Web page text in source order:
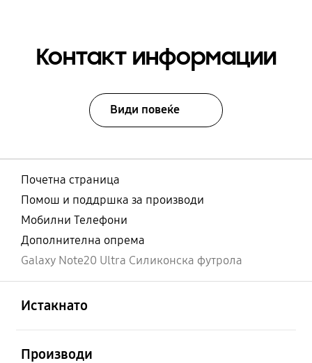
Контакт информации
Види повеќе
Почетна страница
Помош и поддршка за производи
Мобилни Телефони
Дополнителна опрема
Galaxy Note20 Ultra Силиконска футрола
Истакнато
Производи